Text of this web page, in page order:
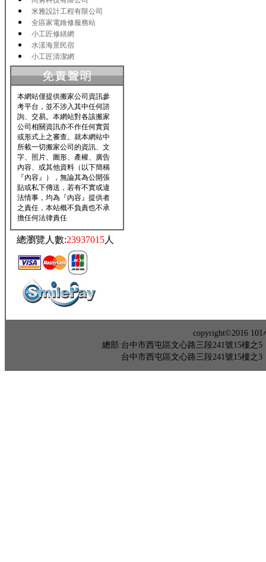
米雅設計工程有限公司
全區家電維修服務站
小工匠修繕網
水漾海景民宿
小工匠清潔網
本網站僅提供搬家公司資訊參
考平台，並不涉入其中任何諮
詢、交易。本網站對各該搬家
公司相關資訊亦不作任何實質
或形式上之審查。就本網站中
所載一切搬家公司的資訊、文
字、照片、圖形、產權、廣告
內容、或其他資料（以下簡稱
『內容』），無論其為公開張
貼或私下傳送，若有不實或違
法情事，均為『內容』提供者
之責任，本站概不負責也不承
擔任何法律責任
總瀏覽人數:23937015人
copyright©2016
總部:台中市西屯區文心路三段241號15樓之
台中市西屯區文心路三段241號15樓